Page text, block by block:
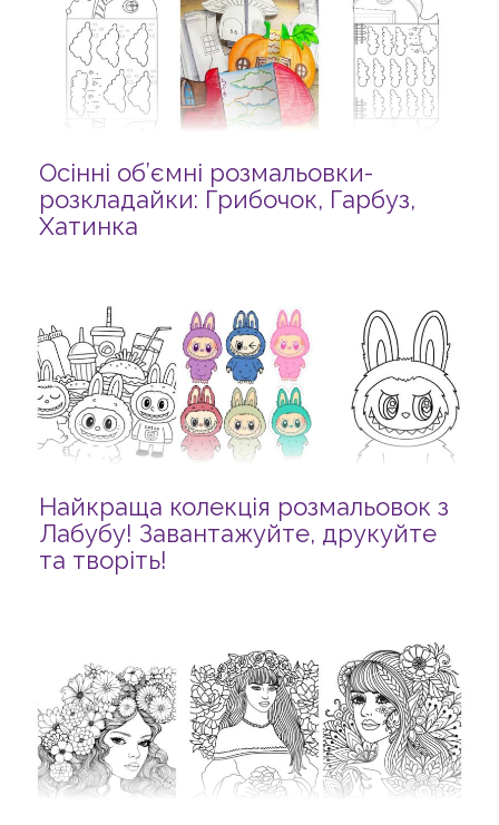
Осінні об’ємні розмальовки-
розкладайки: Грибочок, Гарбуз,
Хатинка
Найкраща колекція розмальовок з
Лабубу! Завантажуйте, друкуйте
та творіть!